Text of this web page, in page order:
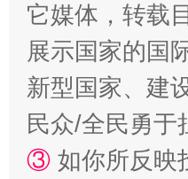
它媒体，转载
展示国家的国
新型国家、建
民众/全民勇于
③ 如你所反映